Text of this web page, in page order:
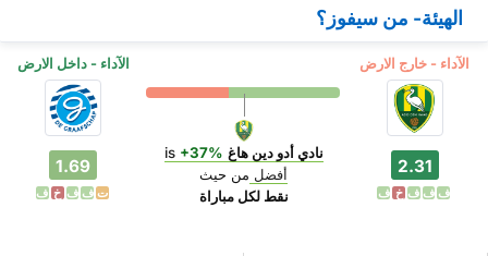
الهيئة- من سيفوز؟
الآداء - داخل الارض الآداء - خارج الارض
1.69
ت ف ف خ ف
نادي أدو دين هاغ +37%
أفضل من حيث
نقط لكل مباراة
2.31
ف ف ف خ ف